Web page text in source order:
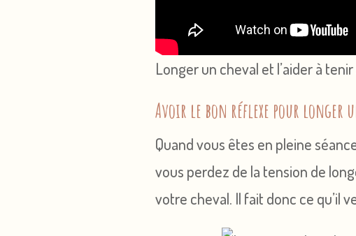
Longer un cheval et l’aider à
Avoir le bon réflexe pour longer
Quand vous êtes en pleine
vous perdez de la tension de
votre cheval. Il fait donc ce qu’il